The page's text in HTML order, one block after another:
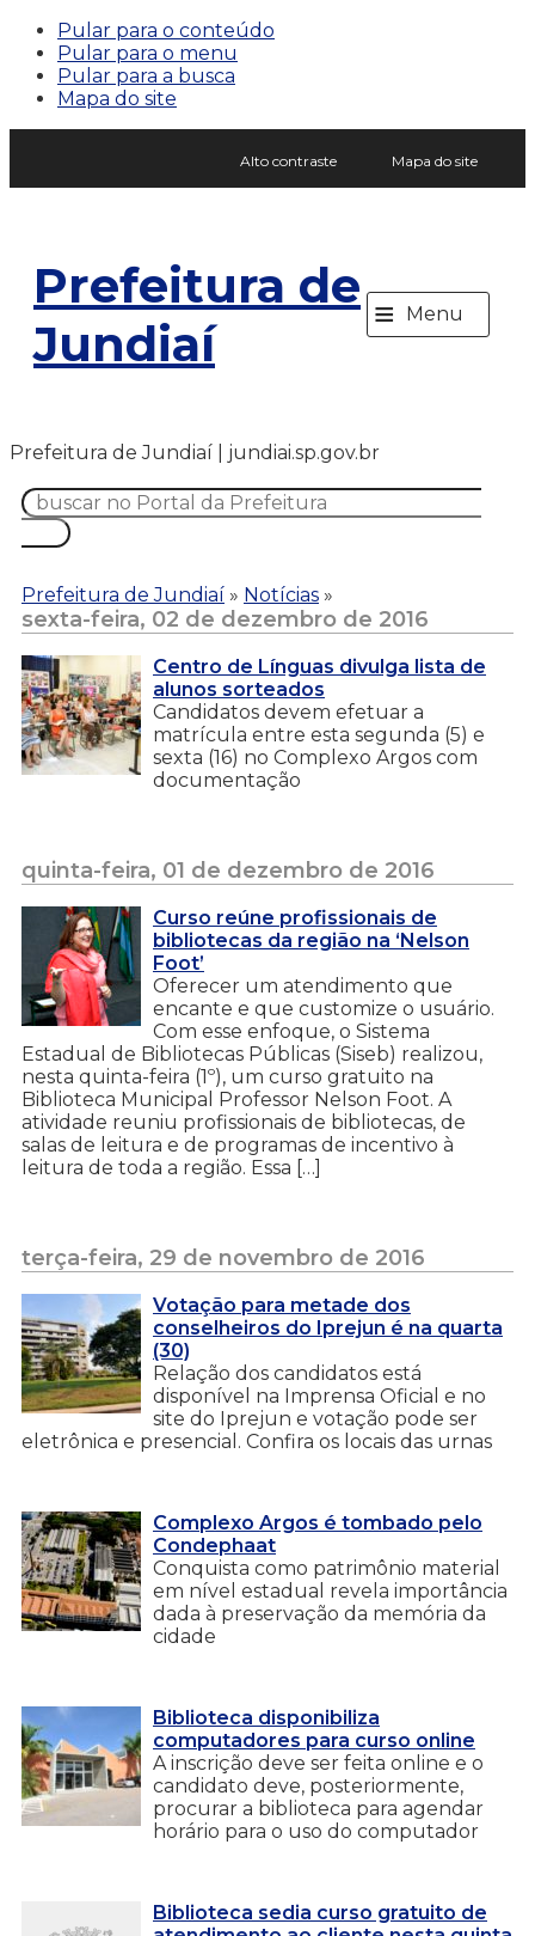
Pular para o conteúdo
Pular para o menu
Pular para a busca
Mapa do site
Alto contraste Mapa do site
Prefeitura de
Jundiaí
≡ Menu
Prefeitura de Jundiaí | jundiai.sp.gov.br
Prefeitura de Jundiaí » Notícias »
sexta-feira, 02 de dezembro de 2016
Centro de Línguas divulga lista de
alunos sorteados
Candidatos devem efetuar a
matrícula entre esta segunda (5) e
sexta (16) no Complexo Argos com
documentação
quinta-feira, 01 de dezembro de 2016
Curso reúne profissionais de
bibliotecas da região na ‘Nelson
Foot’
Oferecer um atendimento que
encante e que customize o usuário.
Com esse enfoque, o Sistema
Estadual de Bibliotecas Públicas (Siseb) realizou,
nesta quinta-feira (1º), um curso gratuito na
Biblioteca Municipal Professor Nelson Foot. A
atividade reuniu profissionais de bibliotecas, de
salas de leitura e de programas de incentivo à
leitura de toda a região. Essa […]
terça-feira, 29 de novembro de 2016
Votação para metade dos
conselheiros do Iprejun é na quarta
(30)
Relação dos candidatos está
disponível na Imprensa Oficial e no
site do Iprejun e votação pode ser
eletrônica e presencial. Confira os locais das urnas
Complexo Argos é tombado pelo
Condephaat
Conquista como patrimônio material
em nível estadual revela importância
dada à preservação da memória da
cidade
Biblioteca disponibiliza
computadores para curso online
A inscrição deve ser feita online e o
candidato deve, posteriormente,
procurar a biblioteca para agendar
horário para o uso do computador
Biblioteca sedia curso gratuito de